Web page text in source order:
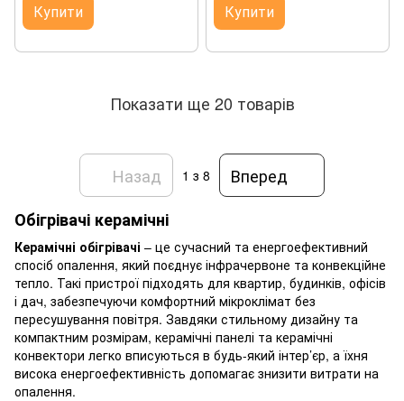
Обігрівачі керамічні
Керамічні обігрівачі – це сучасний та енергоефективний
спосіб опалення, який поєднує інфрачервоне та конвекційне
тепло. Такі пристрої підходять для квартир, будинків, офісів
і дач, забезпечуючи комфортний мікроклімат без
пересушування повітря. Завдяки стильному дизайну та
компактним розмірам, керамічні панелі та керамічні
конвектори легко вписуються в будь-який інтер’єр, а їхня
висока енергоефективність допомагає знизити витрати на
опалення.
Купити Купити
Показати ще 20 товарів
Назад 1 з 8 Вперед